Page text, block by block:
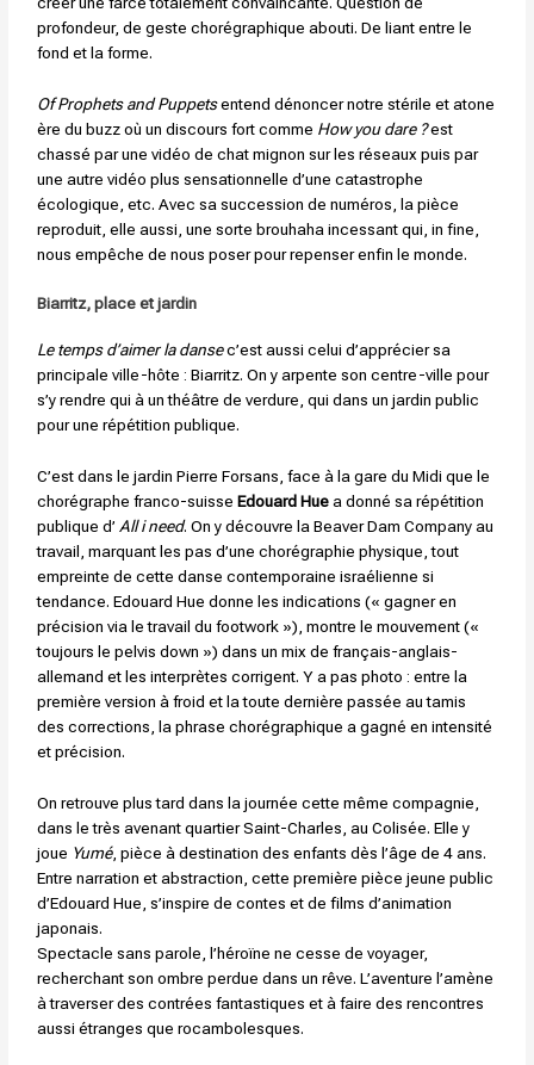
profondeur, de geste chorégraphique abouti. De liant entre le
fond et la forme.
Of Prophets and Puppetsentend dénoncer notre stérile et atone
ère du buzz où un discours fort comme How you dare ?est
chassé par une vidéo de chat mignon sur les réseaux puis par
une autre vidéo plus sensationnelle d’une catastrophe
écologique, etc. Avec sa succession de numéros, la pièce
reproduit, elle aussi, une sorte brouhaha incessant qui, in fine,
nous empêche de nous poser pour repenser enfin le monde.
Biarritz, place et jardin
Le temps d’aimer la dansec’est aussi celui d’apprécier sa
principale ville-hôte : Biarritz. On y arpente son centre-ville pour
s’y rendre qui à un théâtre de verdure, qui dans un jardin public
pour une répétition publique.
C’est dans le jardin Pierre Forsans, face à la gare du Midi que le
chorégraphe franco-suisseEdouard Huea donné sa répétition
publique d’All i need. On y découvre la Beaver Dam Company au
travail, marquant les pas d’une chorégraphie physique, tout
empreinte de cette danse contemporaine israélienne si
tendance. Edouard Hue donne les indications (« gagner en
précision via le travail du footwork »), montre le mouvement («
toujours le pelvis down ») dans un mix de français-anglais-
allemand et les interprètes corrigent. Y a pas photo : entre la
première version à froid et la toute dernière passée au tamis
des corrections, la phrase chorégraphique a gagné en intensité
et précision.
On retrouve plus tard dans la journée cette même compagnie,
dans le très avenant quartier Saint-Charles, au Colisée. Elle y
joue Yumé, pièce à destination des enfants dès l’âge de 4 ans.
Entre narration et abstraction, cette première pièce jeune public
d’Edouard Hue, s’inspire de contes et de films d’animation
japonais.
Spectacle sans parole, l’héroïne ne cesse de voyager,
recherchant son ombre perdue dans un rêve. L’aventure l’amène
à traverser des contrées fantastiques et à faire des rencontres
aussi étranges que rocambolesques.